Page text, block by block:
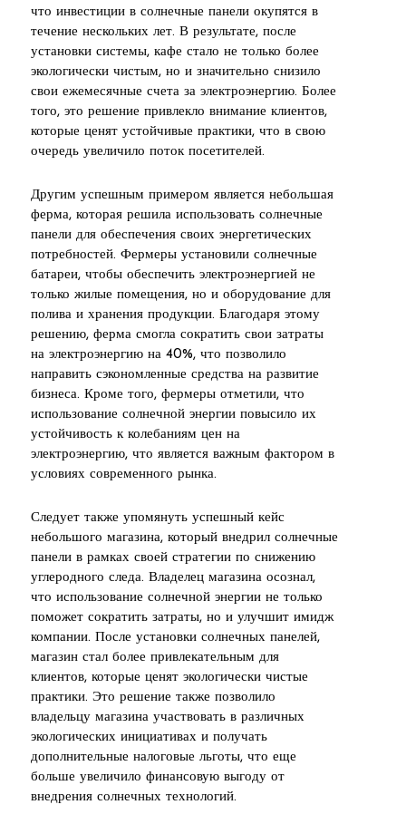
что инвестиции в солнечные панели окупятся в
течение нескольких лет. В результате, после
установки системы, кафе стало не только более
экологически чистым, но и значительно снизило
свои ежемесячные счета за электроэнергию. Более
того, это решение привлекло внимание клиентов,
которые ценят устойчивые практики, что в свою
очередь увеличило поток посетителей.
Другим успешным примером является небольшая
ферма, которая решила использовать солнечные
панели для обеспечения своих энергетических
потребностей. Фермеры установили солнечные
батареи, чтобы обеспечить электроэнергией не
только жилые помещения, но и оборудование для
полива и хранения продукции. Благодаря этому
решению, ферма смогла сократить свои затраты
на электроэнергию на 40%, что позволило
направить сэкономленные средства на развитие
бизнеса. Кроме того, фермеры отметили, что
использование солнечной энергии повысило их
устойчивость к колебаниям цен на
электроэнергию, что является важным фактором в
условиях современного рынка.
Следует также упомянуть успешный кейс
небольшого магазина, который внедрил солнечные
панели в рамках своей стратегии по снижению
углеродного следа. Владелец магазина осознал,
что использование солнечной энергии не только
поможет сократить затраты, но и улучшит имидж
компании. После установки солнечных панелей,
магазин стал более привлекательным для
клиентов, которые ценят экологически чистые
практики. Это решение также позволило
владельцу магазина участвовать в различных
экологических инициативах и получать
дополнительные налоговые льготы, что еще
больше увеличило финансовую выгоду от
внедрения солнечных технологий.